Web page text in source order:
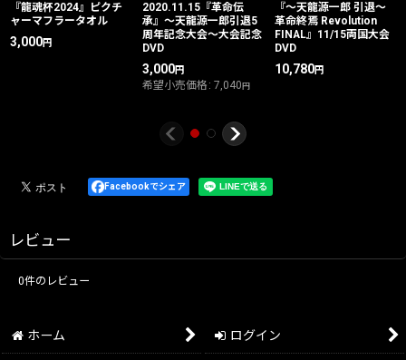
『龍魂杯2024』ピクチ
ャーマフラータオル
3,000円
2020.11.15『革命伝
承』〜天龍源一郎引退5
周年記念大会〜大会記念
DVD
3,000円
希望小売価格 : 7,040円
『〜天龍源一郎 引退〜
革命終焉 Revolution
FINAL』11/15両国大会
DVD
10,780円
Facebookでシェア
レビュー
0件のレビュー
ホーム ログイン